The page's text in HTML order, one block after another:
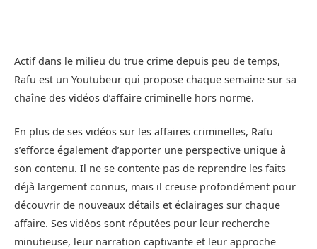
Actif dans le milieu du true crime depuis peu de temps,
Rafu est un Youtubeur qui propose chaque semaine sur sa
chaîne des vidéos d’affaire criminelle hors norme.
En plus de ses vidéos sur les affaires criminelles, Rafu
s’efforce également d’apporter une perspective unique à
son contenu. Il ne se contente pas de reprendre les faits
déjà largement connus, mais il creuse profondément pour
découvrir de nouveaux détails et éclairages sur chaque
affaire. Ses vidéos sont réputées pour leur recherche
minutieuse, leur narration captivante et leur approche